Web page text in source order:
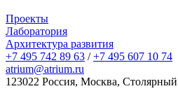
Проекты
Лаборатория
Архитектура развития
+7 495 742 89 63 / +7 495 607 10 74
atrium@atrium.ru
123022 Россия, Москва,